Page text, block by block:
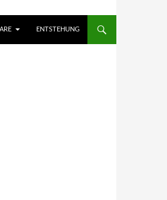
ENTSTEHUNG